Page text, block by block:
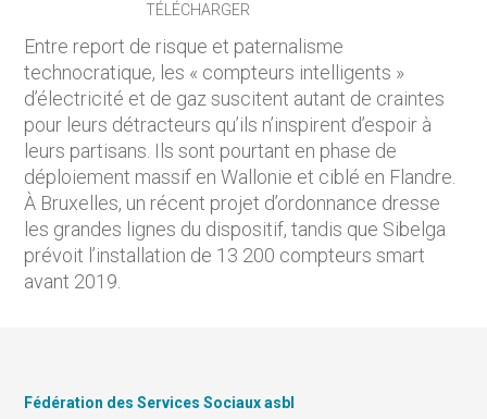
TÉLÉCHARGER
Entre report de risque et paternalisme
technocratique, les « compteurs intelligents »
d’électricité et de gaz suscitent autant de craintes
pour leurs détracteurs qu’ils n’inspirent d’espoir à
leurs partisans. Ils sont pourtant en phase de
déploiement massif en Wallonie et ciblé en Flandre.
À Bruxelles, un récent projet d’ordonnance dresse
les grandes lignes du dispositif, tandis que Sibelga
prévoit l’installation de 13 200 compteurs smart
avant 2019.
Fédération des Services Sociaux asbl